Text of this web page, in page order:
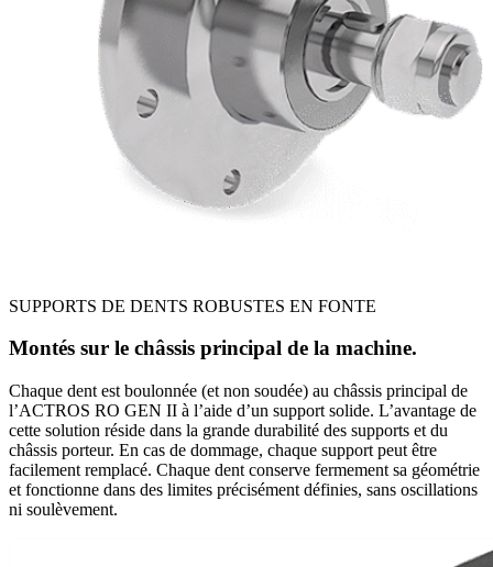
SUPPORTS DE DENTS ROBUSTES EN FONTE
Montés sur le châssis principal de la machine.
Chaque dent est boulonnée (et non soudée) au châssis principal de
l’ACTROS RO GEN II à l’aide d’un support solide. L’avantage de
cette solution réside dans la grande durabilité des supports et du
châssis porteur. En cas de dommage, chaque support peut être
facilement remplacé. Chaque dent conserve fermement sa géométrie
et fonctionne dans des limites précisément définies, sans oscillations
ni soulèvement.